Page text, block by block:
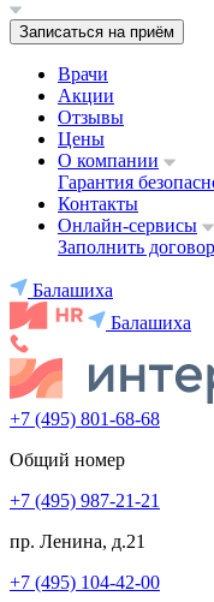
Записаться на приём
Врачи
Акции
Отзывы
Цены
О компании
Гарантия
Контакты
Онлайн-сервисы
Заполнить
Балашиха
Балашиха
+7 (495) 801-68-68
Общий номер
+7 (495) 987-21-21
пр. Ленина, д.21
+7 (495) 104-42-00